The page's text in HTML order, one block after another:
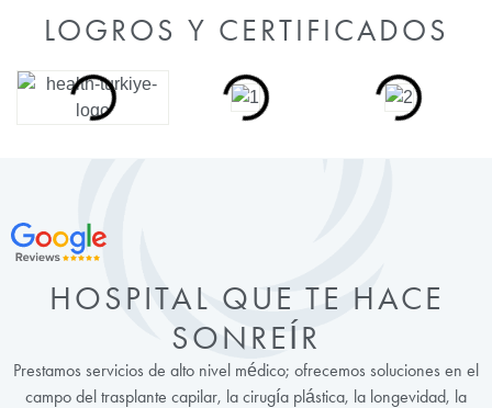
LOGROS Y CERTIFICADOS
HOSPITAL QUE TE HACE
SONREÍR
Prestamos servicios de alto nivel médico; ofrecemos soluciones en el
campo del trasplante capilar, la cirugía plástica, la longevidad, la